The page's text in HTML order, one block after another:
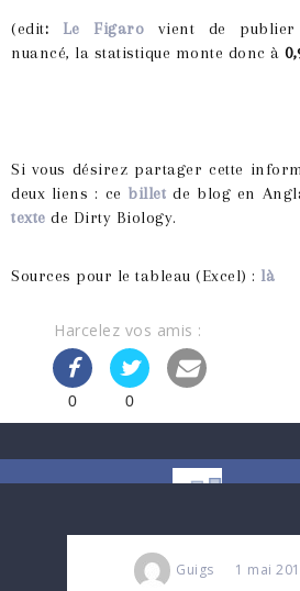
(edit: Le Figaro
vient de
nuancé, la statistique monte donc à
Si vous désirez partager cette
deux liens : ce billet de blog en
texte de Dirty Biology.
Sources pour le tableau (Excel) : là
Harcelez vos amis :
0 0
Guigs 1 mai